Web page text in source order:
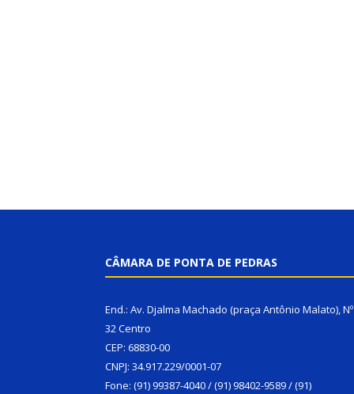
CÂMARA DE PONTA DE PEDRAS
End.: Av. Djalma Machado (praça Antônio Malato), Nº
32 Centro
CEP: 68830-00
CNPJ: 34.917.229/0001-07
Fone: (91) 99387-4040 / (91) 98402-9589 / (91)